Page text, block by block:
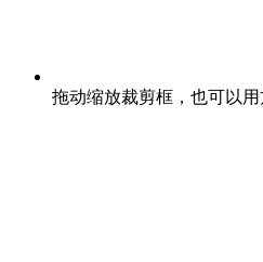
拖动缩放裁剪框，也可以